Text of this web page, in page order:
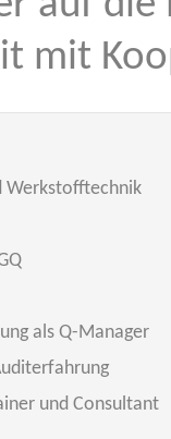
mit
Werkstofftechnik
als Q-Manager
und Consultant